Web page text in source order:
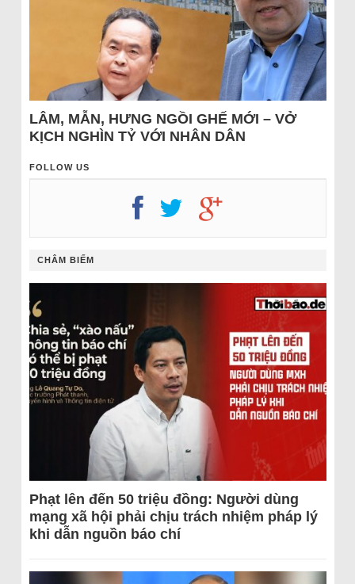
LÂM, MẪN, HƯNG NGỒI GHẾ MỚI – VỞ
KỊCH NGHÌN TỶ VỚI NHÂN DÂN
FOLLOW US
CHÂM BIẾM
Phạt lên đến 50 triệu đồng: Người dùng
mạng xã hội phải chịu trách nhiệm pháp lý
khi dẫn nguồn báo chí